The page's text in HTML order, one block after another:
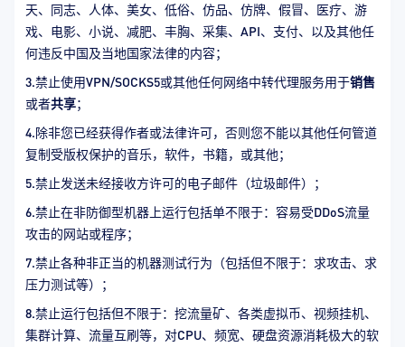
天、同志、人体、美女、低俗、仿品、仿牌、假冒、医疗、游
戏、电影、小说、减肥、丰胸、采集、API、支付、以及其他任
何违反中国及当地国家法律的内容；
3.禁止使用VPN/SOCKS5或其他任何网络中转代理服务用于销售
或者共享；
4.除非您已经获得作者或法律许可，否则您不能以其他任何管道
复制受版权保护的音乐，软件，书籍，或其他；
5.禁止发送未经接收方许可的电子邮件（垃圾邮件）；
6.禁止在非防御型机器上运行包括单不限于：容易受DDoS流量
攻击的网站或程序；
7.禁止各种非正当的机器测试行为（包括但不限于：求攻击、求
压力测试等）；
8.禁止运行包括但不限于：挖流量矿、各类虚拟币、视频挂机、
集群计算、流量互刷等，对CPU、频宽、硬盘资源消耗极大的软